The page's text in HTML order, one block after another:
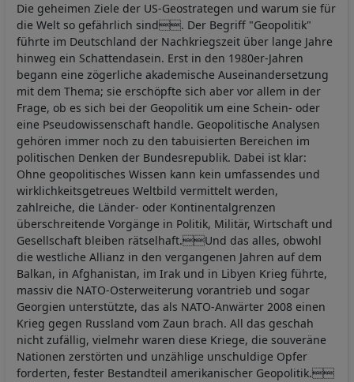
Die geheimen Ziele der US-Geostrategen und warum sie für
die Welt so gefährlich sind. Der Begriff "Geopolitik"
führte im Deutschland der Nachkriegszeit über lange Jahre
hinweg ein Schattendasein. Erst in den 1980er-Jahren
begann eine zögerliche akademische Auseinandersetzung
mit dem Thema; sie erschöpfte sich aber vor allem in der
Frage, ob es sich bei der Geopolitik um eine Schein- oder
eine Pseudowissenschaft handle. Geopolitische Analysen
gehören immer noch zu den tabuisierten Bereichen im
politischen Denken der Bundesrepublik. Dabei ist klar:
Ohne geopolitisches Wissen kann kein umfassendes und
wirklichkeitsgetreues Weltbild vermittelt werden,
zahlreiche, die Länder- oder Kontinentalgrenzen
überschreitende Vorgänge in Politik, Militär, Wirtschaft und
Gesellschaft bleiben rätselhaft.Und das alles, obwohl
die westliche Allianz in den vergangenen Jahren auf dem
Balkan, in Afghanistan, im Irak und in Libyen Krieg führte,
massiv die NATO-Osterweiterung vorantrieb und sogar
Georgien unterstützte, das als NATO-Anwärter 2008 einen
Krieg gegen Russland vom Zaun brach. All das geschah
nicht zufällig, vielmehr waren diese Kriege, die souveräne
Nationen zerstörten und unzählige unschuldige Opfer
forderten, fester Bestandteil amerikanischer Geopolitik.